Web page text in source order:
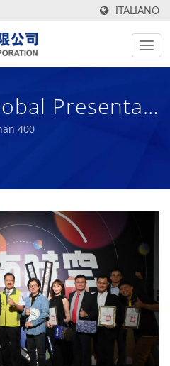
ITALIANO
Presenta
Moda
400" |
Fabbricante
Ad Alte
Gomma Bio
Liong
400